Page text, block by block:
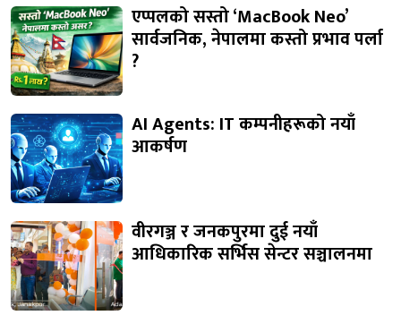
एप्पलको सस्तो ‘MacBook Neo’
सार्वजनिक, नेपालमा कस्तो प्रभाव पर्ला
?
AI Agents: IT कम्पनीहरूको नयाँ
आकर्षण
वीरगञ्ज र जनकपुरमा दुई नयाँ
आधिकारिक सर्भिस सेन्टर सञ्चालनमा